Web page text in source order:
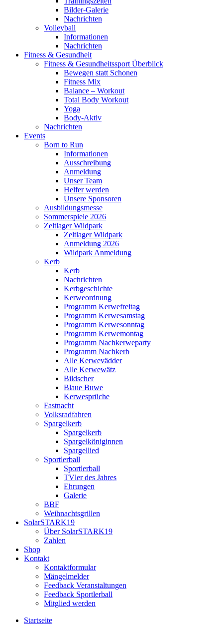
Bilder-Galerie
Nachrichten
Volleyball
Informationen
Nachrichten
Fitness & Gesundheit
Fitness & Gesundheitssport Überblick
Bewegen statt Schonen
Fitness Mix
Balance – Workout
Total Body Workout
Yoga
Body-Aktiv
Nachrichten
Events
Born to Run
Informationen
Ausschreibung
Anmeldung
Unser Team
Helfer werden
Unsere Sponsoren
Ausbildungsmesse
Sommerspiele 2026
Zeltlager Wildpark
Zeltlager Wildpark
Anmeldung 2026
Wildpark Anmeldung
Kerb
Kerb
Nachrichten
Kerbgeschichte
Kerweordnung
Programm Kerwefreitag
Programm Kerwesamstag
Programm Kerwesonntag
Programm Kerwemontag
Programm Nachkerweparty
Programm Nachkerb
Alle Kerwevädder
Alle Kerwewätz
Bildscher
Blaue Buwe
Kerwesprüche
Fastnacht
Volksradfahren
Spargelkerb
Spargelkerb
Spargelköniginnen
Spargellied
Sportlerball
Sportlerball
TVler des Jahres
Ehrungen
Galerie
BBF
Weihnachtsgrillen
SolarSTARK19
Über SolarSTARK19
Zahlen
Shop
Kontakt
Kontaktformular
Mängelmelder
Feedback Veranstaltungen
Feedback Sportlerball
Mitglied werden
Startseite